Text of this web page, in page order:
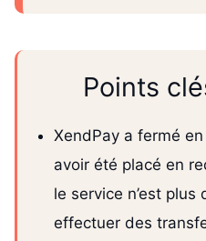
Points
XendPay a fermé
avoir été placé en
le service n’est plus
effectuer des